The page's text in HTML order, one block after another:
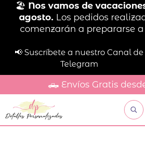
🏖️ Nos vamos de
agosto. Los pedidos
comenzarán a prepararse
📢 Suscríbete a nuestro Canal de
Telegram
🛻 Envíos Gratis